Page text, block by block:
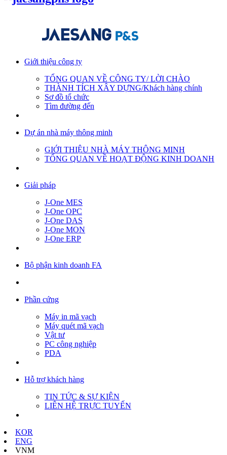
Giới thiệu công ty
TỔNG QUAN VỀ CÔNG TY/ LỜI CHÀO
THÀNH TÍCH XÂY DỰNG/Khách hàng chính
Sơ đồ tổ chức
Tìm đường đến
Dự án nhà máy thông minh
GIỚI THIỆU NHÀ MÁY THÔNG MINH
TỔNG QUAN VỀ HOẠT ĐỘNG KINH DOANH
Giải pháp
J-One MES
J-One OPC
J-One DAS
J-One MON
J-One ERP
Bộ phận kinh doanh FA
Phần cứng
Máy in mã vạch
Máy quét mã vạch
Vật tư
PC công nghiệp
PDA
Hỗ trợ khách hàng
TIN TỨC & SỰ KIỆN
LIÊN HỆ TRỰC TUYẾN
KOR
ENG
VNM